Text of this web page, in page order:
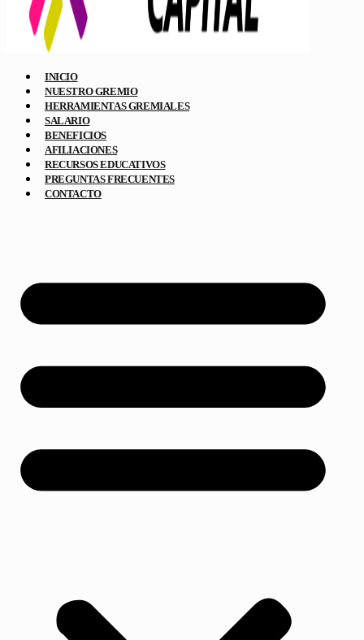
INICIO
NUESTRO GREMIO
HERRAMIENTAS GREMIALES
SALARIO
BENEFICIOS
AFILIACIONES
RECURSOS EDUCATIVOS
PREGUNTAS FRECUENTES
CONTACTO